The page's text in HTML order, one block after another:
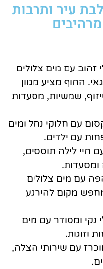
עיר ותרבות
זהוב עם מים צלולים
החוף מציע מגוון
שמשיות, מסעדות
עם חלוקי נחל ומים
עם ילדים.
חיי לילה תוססים,
ומסעדות.
עם מים צלולים
מקום להירגע
נקי ומסודר עם מים
וזוגות.
עם שירותי הצלה,